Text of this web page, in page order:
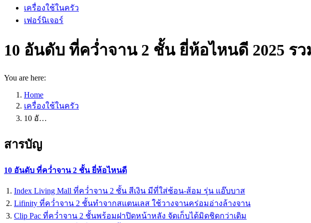
เครื่องใช้ในครัว
เฟอร์นิเจอร์
10 อันดับ ที่คว่ำจาน 2 ชั้น ยี่ห้อไหนดี 2025
You are here:
Home
เครื่องใช้ในครัว
10 อั…
สารบัญ
10 อันดับ ที่คว่ำจาน 2 ชั้น ยี่ห้อไหนดี
Index Living Mall ที่คว่ำจาน 2 ชั้น สีเงิน มีที่ใส่ช้อน-ส้อม รุ่น แอ๊บบาส
Lifinity ที่คว่ำจาน 2 ชั้นทำจากสแตนเลส ใช้วางจานคร่อมอ่างล้างจาน
Clip Pac ที่คว่ำจาน 2 ชั้นพร้อมฝาปิดหน้าหลัง จัดเก็บได้มิดชิดกว่าเดิม